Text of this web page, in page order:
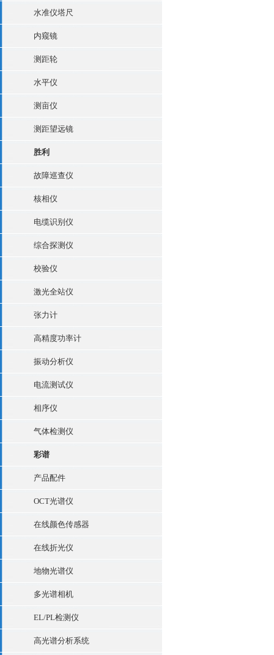
水准仪塔尺
内窥镜
测距轮
水平仪
测亩仪
测距望远镜
胜利
故障巡查仪
核相仪
电缆识别仪
综合探测仪
校验仪
激光全站仪
张力计
高精度功率计
振动分析仪
电流测试仪
相序仪
气体检测仪
彩谱
产品配件
OCT光谱仪
在线颜色传感器
在线折光仪
地物光谱仪
多光谱相机
EL/PL检测仪
高光谱分析系统